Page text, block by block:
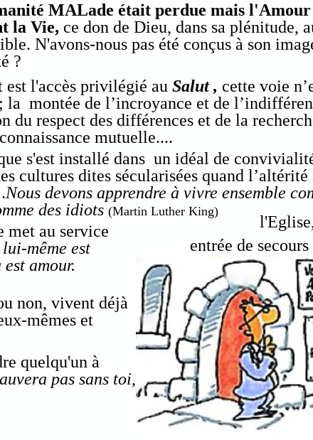
MALade était perdue mais
la Vie, ce don de Dieu, dans sa plénitude,
N'avons-nous pas été conçus à son
?
est l'accès privilégié auSalut , cette voie
la montée de l’incroyance et de
du respect des différences et de la
mutuelle....
non, vivent déjà
mêmes et
quelqu'un à
pas sans toi,
met au service
même est
amour.
s'est installé dans un idéal de
cultures dites sécularisées quand
Nous devons apprendre à vivre ensemble
des idiots(Martin Luther King)
l'Eglise,
entrée de